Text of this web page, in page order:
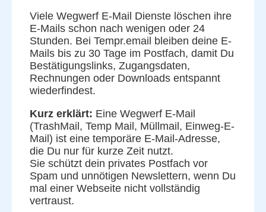
Viele Wegwerf E-Mail Dienste löschen ihre
E-Mails schon nach wenigen oder 24
Stunden. Bei Tempr.email bleiben deine E-
Mails bis zu 30 Tage im Postfach, damit Du
Bestätigungslinks, Zugangsdaten,
Rechnungen oder Downloads entspannt
wiederfindest.
Kurz erklärt: Eine Wegwerf E-Mail
(TrashMail, Temp Mail, Müllmail, Einweg-E-
Mail) ist eine temporäre E-Mail-Adresse,
die Du nur für kurze Zeit nutzt.
Sie schützt dein privates Postfach vor
Spam und unnötigen Newslettern, wenn Du
mal einer Webseite nicht vollständig
vertraust.